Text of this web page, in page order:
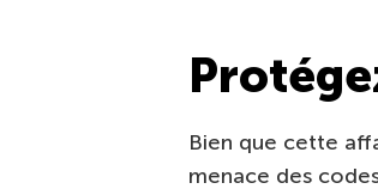
Bien que cette
menace des